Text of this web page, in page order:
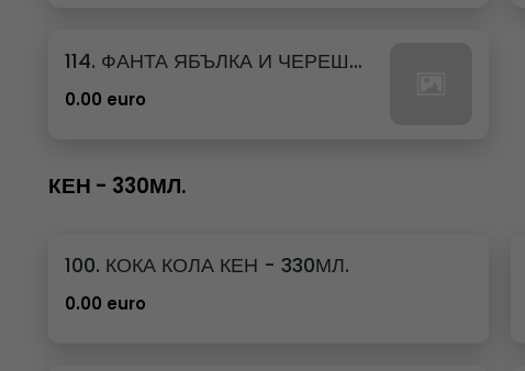
114. ФАНТА ЯБЪЛКА И ЧЕРЕША КЕН - 250МЛ.
0.00 euro
КЕН - 330МЛ.
100. КОКА КОЛА КЕН - 330МЛ.
0.00 euro